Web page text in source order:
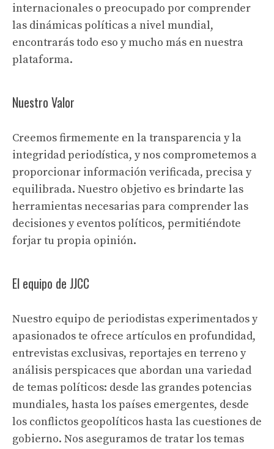
internacionales o preocupado por comprender
las dinámicas políticas a nivel mundial,
encontrarás todo eso y mucho más en nuestra
plataforma.
Nuestro Valor
Creemos firmemente en la transparencia y la
integridad periodística, y nos comprometemos a
proporcionar información verificada, precisa y
equilibrada. Nuestro objetivo es brindarte las
herramientas necesarias para comprender las
decisiones y eventos políticos, permitiéndote
forjar tu propia opinión.
El equipo de JJCC
Nuestro equipo de periodistas experimentados y
apasionados te ofrece artículos en profundidad,
entrevistas exclusivas, reportajes en terreno y
análisis perspicaces que abordan una variedad
de temas políticos: desde las grandes potencias
mundiales, hasta los países emergentes, desde
los conflictos geopolíticos hasta las cuestiones de
gobierno. Nos aseguramos de tratar los temas